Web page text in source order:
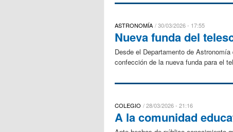
ASTRONOMÍA 30/03/2026 - 17:55
Nueva funda del
Desde el Departamento de
confección de la nueva funda para el
COLEGIO 28/03/2026 - 21:16
A la comunidad